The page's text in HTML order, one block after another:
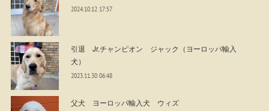
2024.10.12 17:57
引退 Jr.チャンピオン ジャック（ヨーロッパ輸入
犬）
2023.11.30 06:48
父犬 ヨーロッパ輸入犬 ウィズ